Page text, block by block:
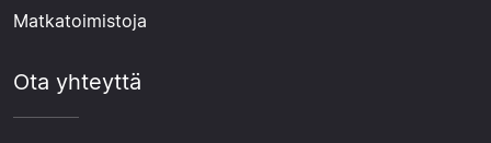
Matkatoimistoja
Ota yhteyttä